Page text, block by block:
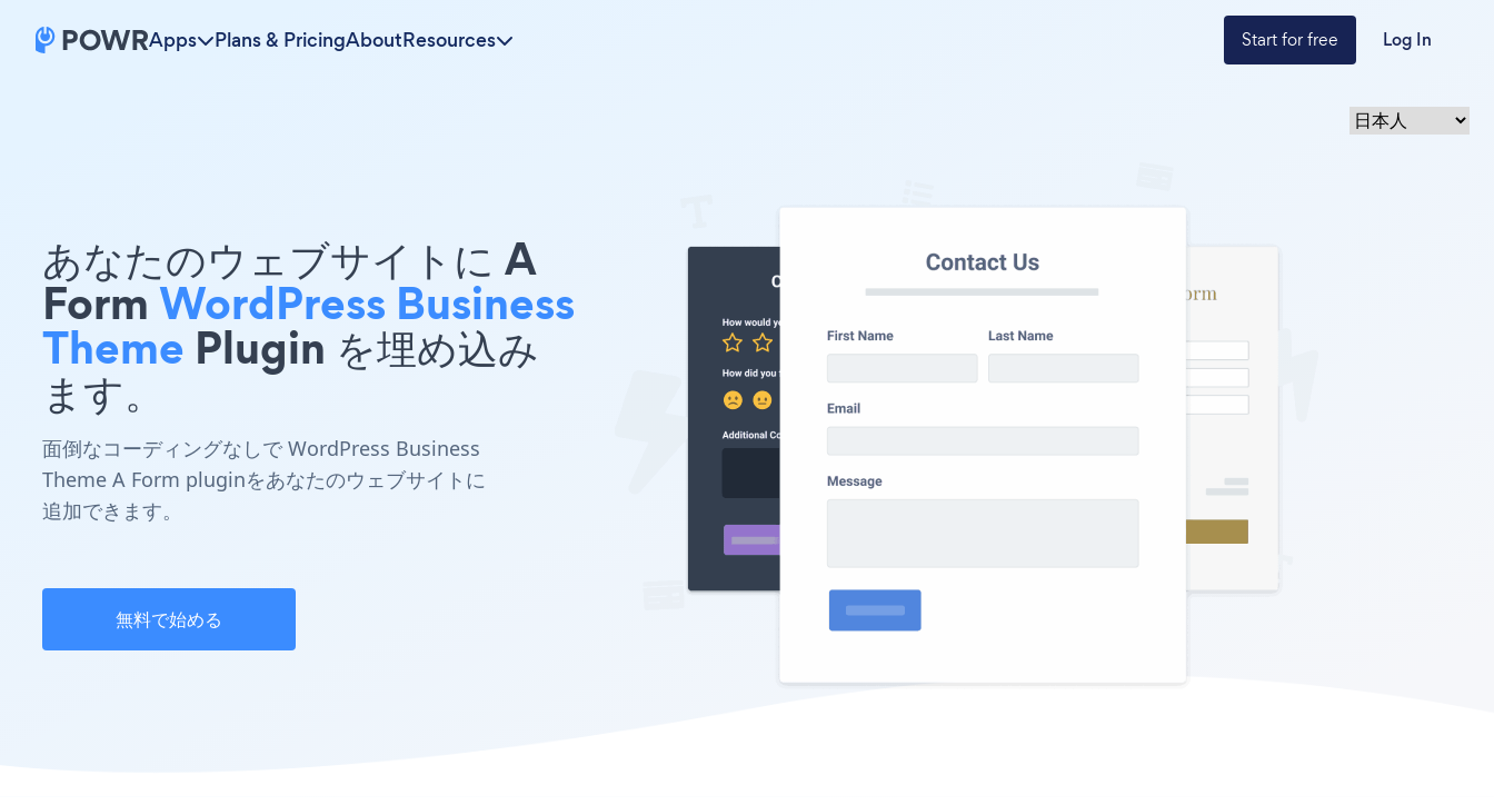
Apps Plans & PricingAboutResources Start for free Log In
あなたのウェブサイトに A
FormWordPress Business
Theme Plugin を埋め込み
ます。
面倒なコーディングなしで WordPress Business
Theme A Form pluginをあなたのウェブサイトに
追加できます。
無料で始める